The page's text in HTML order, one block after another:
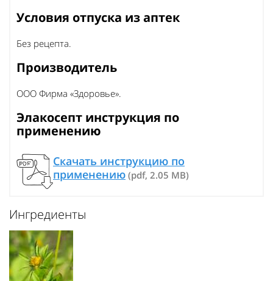
Условия отпуска из аптек
Без рецепта.
Производитель
ООО Фирма «Здоровье».
Элакосепт инструкция по
применению
Скачать инструкцию по
применению (pdf, 2.05 MB)
Ингредиенты